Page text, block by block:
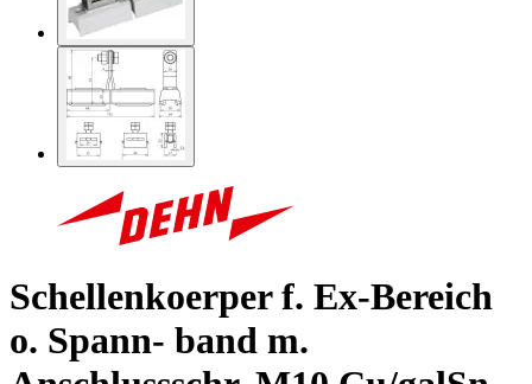
Schellenkoerper f. Ex-Bereich
o. Spann- band m.